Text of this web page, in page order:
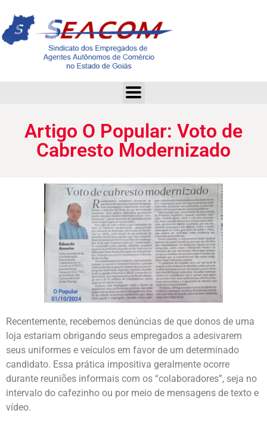
Artigo O Popular: Voto de
Cabresto Modernizado
Recentemente, recebemos denúncias de que donos de uma
loja estariam obrigando seus empregados a adesivarem
seus uniformes e veículos em favor de um determinado
candidato. Essa prática impositiva geralmente ocorre
durante reuniões informais com os “colaboradores”, seja no
intervalo do cafezinho ou por meio de mensagens de texto e
vídeo.